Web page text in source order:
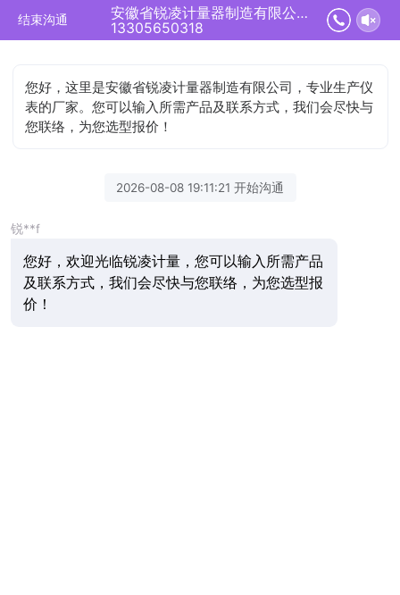
结束沟通
安徽省锐凌计量器制造有限公司正在为您服务
13305650318
您好，这里是安徽省锐凌计量器制造有限公司，专业生产仪
表的厂家。您可以输入所需产品及联系方式，我们会尽快与
您联络，为您选型报价！
2026-08-08 19:11:21 开始沟通
锐**f
您好，欢迎光临锐凌计量，您可以输入所需产品
及联系方式，我们会尽快与您联络，为您选型报
价！